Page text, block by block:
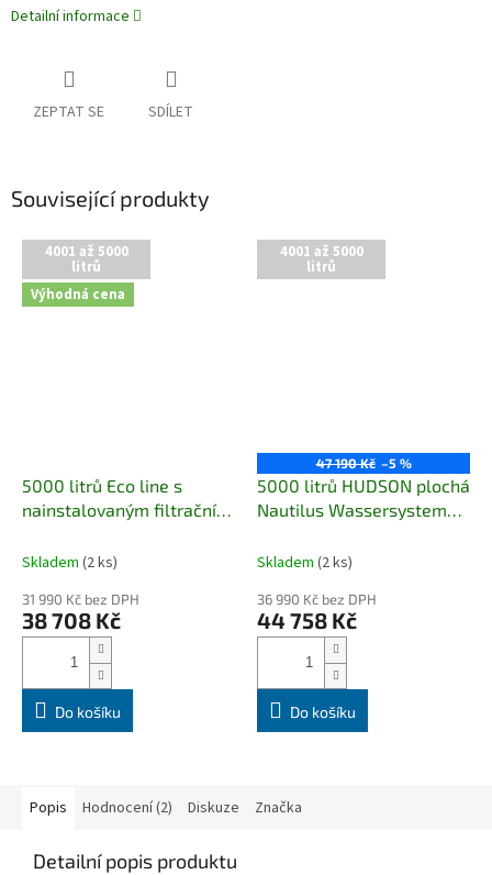
Detailní informace
ZEPTAT SE SDÍLET
Související produkty
4001 až 5000
litrů
Výhodná cena
5000 litrů Eco line s
nainstalovaným filtračním
Nautilus Wassersysteme
Skladem (2 ks)
31 990 Kč bez DPH
38 708 Kč
Do košíku
4001 až 5000
litrů
47 190 Kč –5 %
5000 litrů HUDSON plochá
Nautilus Wassersysteme
Skladem (2 ks)
36 990 Kč bez DPH
44 758 Kč
Do košíku
Popis Hodnocení (2) Diskuze Značka
Detailní popis produktu